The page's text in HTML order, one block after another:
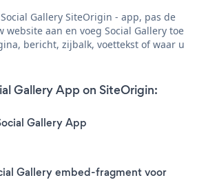
Gallery SiteOrigin - app, pas de
aan en voeg Social Gallery toe
bericht, zijbalk, voettekst of waar u
Gallery App on SiteOrigin:
Gallery App
Gallery embed-fragment voor